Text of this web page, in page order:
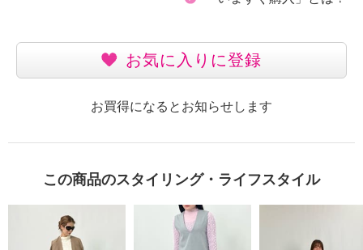
お気に入りに登録
お買得になるとお知らせします
この商品のスタイリング・ライフスタイル